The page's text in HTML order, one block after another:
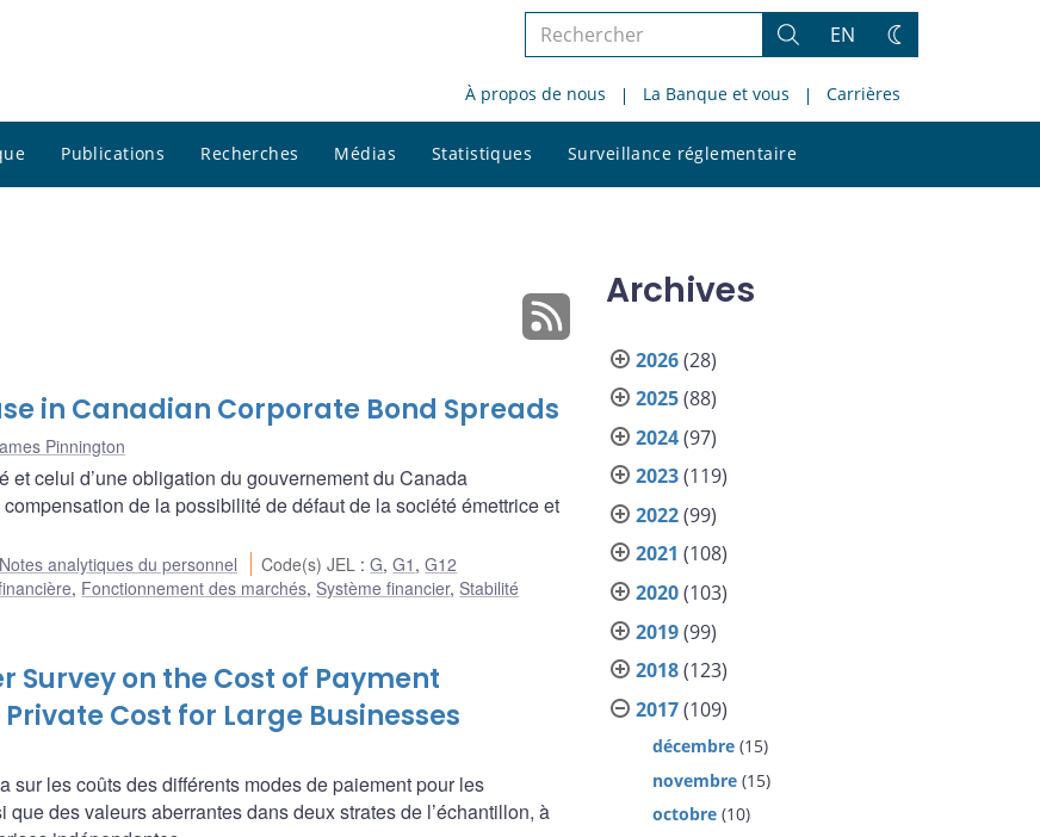
Rechercher
le
site
Rechercher
EN
Changez
thème
À propos de nous La Banque et vous Carrières
Publications Recherches Médias Statistiques Surveillance réglementaire
le
in Canadian Corporate Bond Spreads
Pinnington
et celui d’une obligation du gouvernement du Canada
de la possibilité de défaut de la société émettrice et
Notes analytiques du personnel Code(s) JEL :G,G1 ,G12
, Fonctionnement des marchés, Système financier, Stabilité
Survey on the Cost of Payment
Cost for Large Businesses
sur les coûts des différents modes de paiement pour les
des valeurs aberrantes dans deux strates de l’échantillon, à
Archives
2026(28)
2025(88)
2024(97)
2023(119)
2022(99)
2021 (108)
2020(103)
2019(99)
2018(123)
2017(109)
décembre (15)
novembre (15)
octobre (10)